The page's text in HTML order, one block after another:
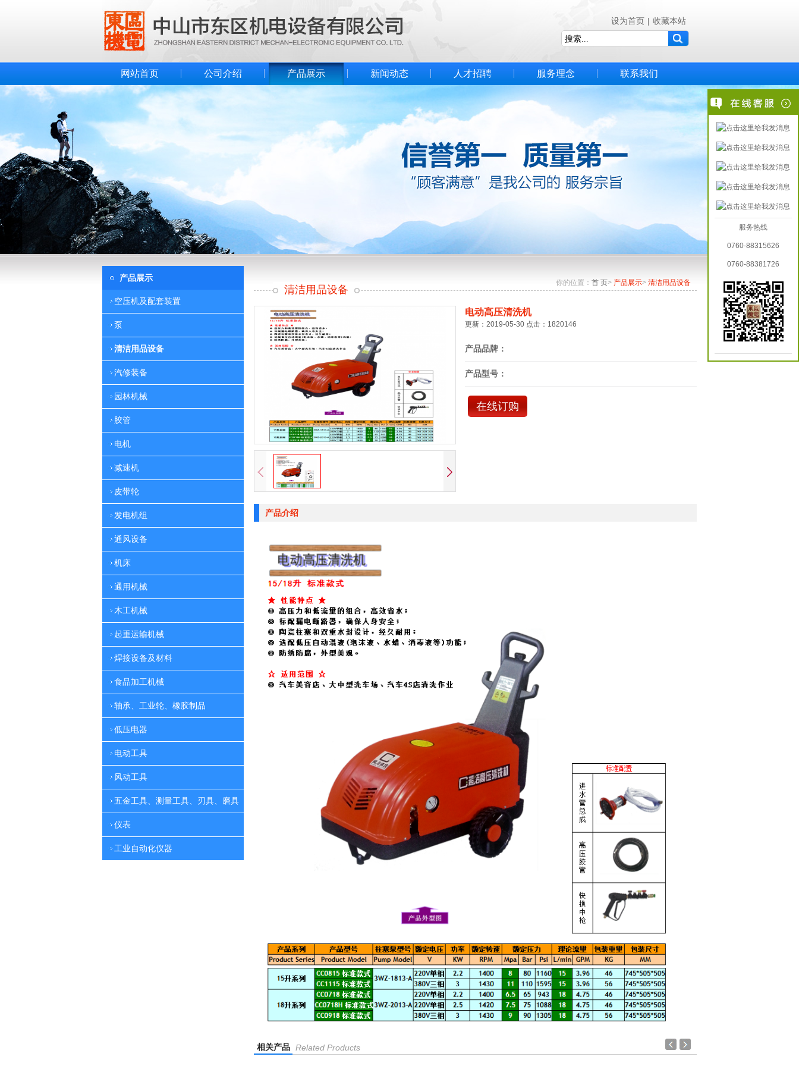
设为首页 | 收藏本站
网站首页 公司介绍 产品展示 新闻动态 人才招聘 服务理念 联系我们
产品展示
空压机及配套装置
泵
清洁用品设备
汽修装备
园林机械
胶管
电机
减速机
皮带轮
发电机组
通风设备
机床
通用机械
木工机械
起重运输机械
焊接设备及材料
食品加工机械
轴承、工业轮、橡胶制品
低压电器
电动工具
风动工具
五金工具、测量工具、刃具、磨具
仪表
工业自动化仪器
你的位置： 首 页> 产品展示> 清洁用品设备
清洁用品设备
电动高压清洗机
更新：2019-05-30 点击：1820146
产品品牌：
产品型号：
在线订购
产品介绍
相关产品 Related Products
服务热线
0760-88315626
0760-88381726